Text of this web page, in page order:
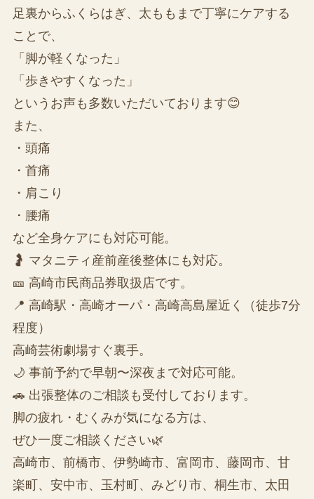
足裏からふくらはぎ、太ももまで丁寧にケアする
ことで、
「脚が軽くなった」
「歩きやすくなった」
というお声も多数いただいております😊
また、
・頭痛
・首痛
・肩こり
・腰痛
など全身ケアにも対応可能。
🤰 マタニティ産前産後整体にも対応。
🎫 高崎市民商品券取扱店です。
📍 高崎駅・高崎オーパ・高崎高島屋近く（徒歩7分
程度）
高崎芸術劇場すぐ裏手。
🌙 事前予約で早朝〜深夜まで対応可能。
🚗 出張整体のご相談も受付しております。
脚の疲れ・むくみが気になる方は、
ぜひ一度ご相談ください🌿
高崎市、前橋市、伊勢崎市、富岡市、藤岡市、甘
楽町、安中市、玉村町、みどり市、桐生市、太田